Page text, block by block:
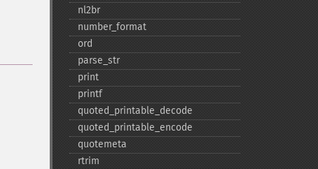
nl2br
number_​format
ord
parse_​str
print
printf
quoted_​printable_​decode
quoted_​printable_​encode
quotemeta
rtrim